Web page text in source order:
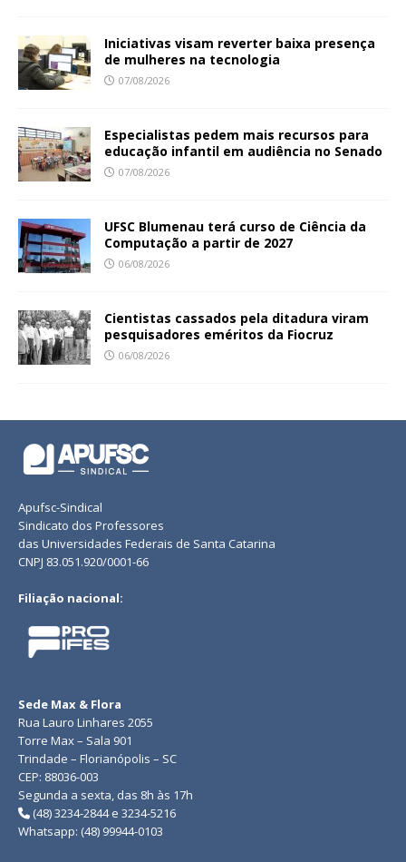
Iniciativas visam reverter baixa presença
de mulheres na tecnologia
07/08/2026
Especialistas pedem mais recursos para
educação infantil em audiência no Senado
07/08/2026
UFSC Blumenau terá curso de Ciência da
Computação a partir de 2027
06/08/2026
Cientistas cassados pela ditadura viram
pesquisadores eméritos da Fiocruz
06/08/2026
Apufsc-Sindical
Sindicato dos Professores
das Universidades Federais de Santa Catarina
CNPJ 83.051.920/0001-66
Filiação nacional:
Sede Max & Flora
Rua Lauro Linhares 2055
Torre Max – Sala 901
Trindade – Florianópolis – SC
CEP: 88036-003
Segunda a sexta, das 8h às 17h
(48) 3234-2844 e 3234-5216
Whatsapp: (48) 99944-0103